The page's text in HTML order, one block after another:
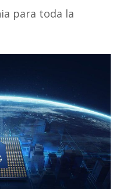
para toda la